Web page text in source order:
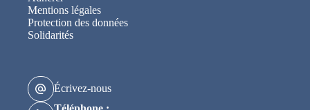
Mentions légales
Protection des données
Solidarités
Écrivez-nous